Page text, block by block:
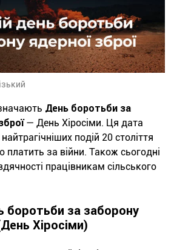
День боротьби за
— День Хіросіми. Ця дата
подій 20 століття
платить за війни. Також сьогодні
працівникам сільського
боротьби за заборону
Хіросіми)